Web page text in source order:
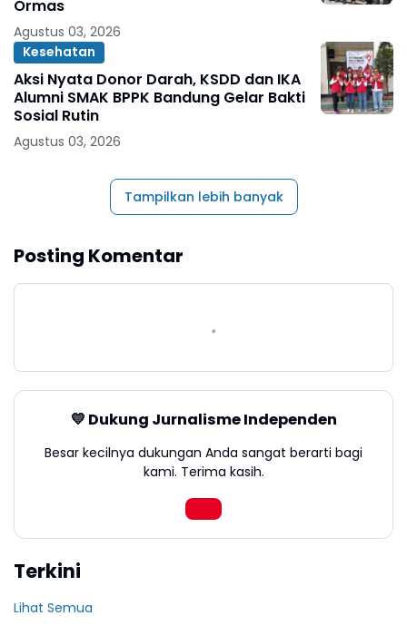
Ormas
Agustus 03, 2026
Kesehatan
Aksi Nyata Donor Darah, KSDD dan IKA
Alumni SMAK BPPK Bandung Gelar Bakti
Sosial Rutin
Agustus 03, 2026
Tampilkan lebih banyak
Posting Komentar
💛 Dukung Jurnalisme Independen
Besar kecilnya dukungan Anda sangat berarti bagi
kami. Terima kasih.
Terkini
Lihat Semua